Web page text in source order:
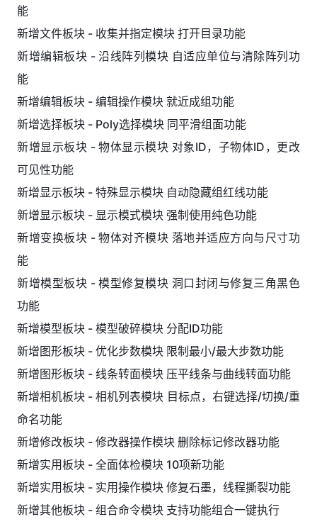
能
新增文件板块 - 收集并指定模块 打开目录功能
新增编辑板块 - 沿线阵列模块 自适应单位与清除阵列功
能
新增编辑板块 - 编辑操作模块 就近成组功能
新增选择板块 - Poly选择模块 同平滑组面功能
新增显示板块 - 物体显示模块 对象ID，子物体ID，更改
可见性功能
新增显示板块 - 特殊显示模块 自动隐藏组红线功能
新增显示板块 - 显示模式模块 强制使用纯色功能
新增变换板块 - 物体对齐模块 落地并适应方向与尺寸功
能
新增模型板块 - 模型修复模块 洞口封闭与修复三角黑色
功能
新增模型板块 - 模型破碎模块 分配ID功能
新增图形板块 - 优化步数模块 限制最小/最大步数功能
新增图形板块 - 线条转面模块 压平线条与曲线转面功能
新增相机板块 - 相机列表模块 目标点，右键选择/切换/重
命名功能
新增修改板块 - 修改器操作模块 删除标记修改器功能
新增实用板块 - 全面体检模块 10项新功能
新增实用板块 - 实用操作模块 修复石墨，线程撕裂功能
新增其他板块 - 组合命令模块 支持功能组合一键执行